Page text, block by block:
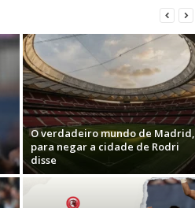
O verdadeiro mundo de Madrid,
para negar a cidade de Rodri
disse